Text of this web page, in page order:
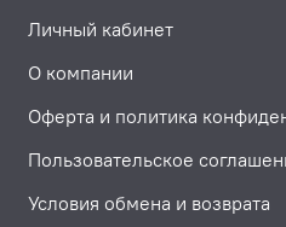
Личный кабинет
О компании
Оферта и политика
Пользовательское
Условия обмена и возврата